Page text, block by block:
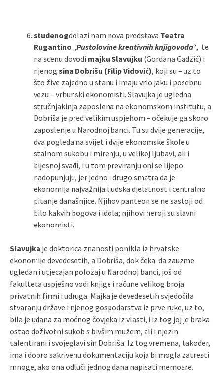
studenogdolazi nam nova predstava Teatra
Rugantino Pustolovine kreativnih knjigovođa“, te
na scenu dovodi majku Slavujku (Gordana Gadžić) i
njenog sina Dobrišu (Filip Vidović), koji su – uz to
što žive zajedno u stanu i imaju vrlo jaku i posebnu
vezu – vrhunski ekonomisti. Slavujka je ugledna
stručnjakinja zaposlena na ekonomskom institutu, a
Dobriša je pred velikim uspjehom – očekuje ga skoro
zaposlenje u Narodnoj banci. Tu su dvije generacije,
dva pogleda na svijet i dvije ekonomske škole u
stalnom sukobu i mirenju, u velikoj ljubavi, ali i
bijesnoj svađi, i u tom previranju oni se lijepo
nadopunjuju, jer jedno i drugo smatra da je
ekonomija najvažnija ljudska djelatnost i centralno
pitanje današnjice. Njihov panteon se ne sastoji od
bilo kakvih bogova i idola; njihovi heroji su slavni
ekonomisti.
Slavujka je doktorica znanosti ponikla iz hrvatske
ekonomije devedesetih, a Dobriša, dok čeka da zauzme
ugledan i utjecajan položaj u Narodnoj banci, još od
fakulteta uspješno vodi knjige i račune velikog broja
privatnih firmi i udruga. Majka je devedesetih svjedočila
stvaranju države i njenog gospodarstva iz prve ruke, uz to,
bila je udana za moćnog čovjeka iz vlasti, i iz tog joj je braka
ostao doživotni sukob s bivšim mužem, ali i njezin
talentirani i svojeglavi sin Dobriša. Iz tog vremena, također,
ima i dobro sakrivenu dokumentaciju koja bi mogla zatresti
mnoge, ako ona odluči jednog dana napisati memoare.